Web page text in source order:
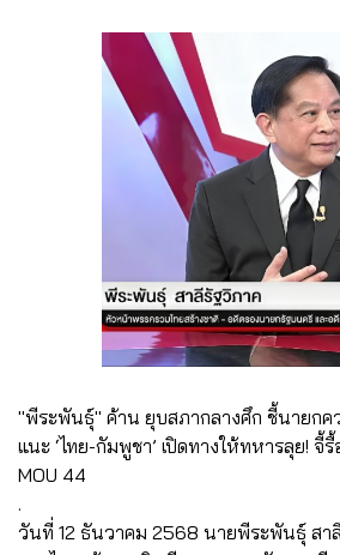
"พีระพันธุ์" ค้าน ยุบสภากลางศึก ชี้นายกค
แนะ ‘ไทย-กัมพูชา’ เปิดทางให้ทหารลุย! จี้รื้
MOU 44
.
วันที่ 12 ธันวาคม 2568 นายพีระพันธุ์ สา